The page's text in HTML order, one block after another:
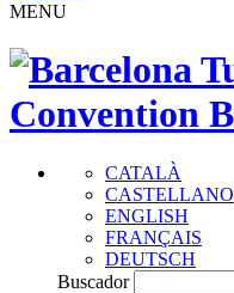
MENU
CATALÀ
CASTELLANO
ENGLISH
FRANÇAIS
DEUTSCH
Buscador